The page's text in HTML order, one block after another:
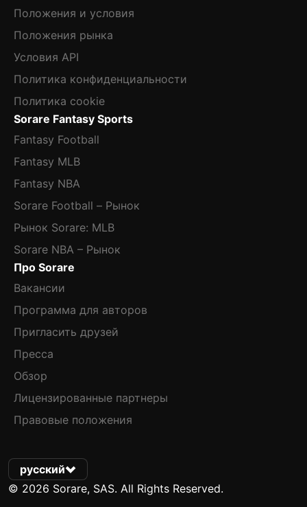
Положения и условия
Положения рынка
Условия API
Политика конфиденциальности
Политика cookie
Sorare Fantasy Sports
Fantasy Football
Fantasy MLB
Fantasy NBA
Sorare Football – Рынок
Рынок Sorare: MLB
Sorare NBA – Рынок
Про Sorare
Вакансии
Программа для авторов
Пригласить друзей
Пресса
Обзор
Лицензированные партнеры
Правовые положения
русский
© 2026 Sorare, SAS. All Rights Reserved.